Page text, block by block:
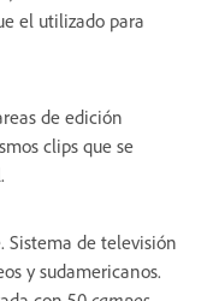
el utilizado para
de edición
clips que se
Sistema de televisión
y sudamericanos.